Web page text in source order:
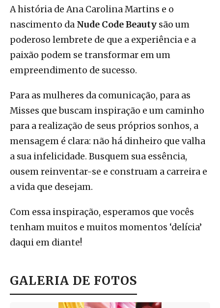
A história de Ana Carolina Martins e o
nascimento da Nude Code Beauty são um
poderoso lembrete de que a experiência e a
paixão podem se transformar em um
empreendimento de sucesso.
Para as mulheres da comunicação, para as
Misses que buscam inspiração e um caminho
para a realização de seus próprios sonhos, a
mensagem é clara: não há dinheiro que valha
a sua infelicidade. Busquem sua essência,
ousem reinventar-se e construam a carreira e
a vida que desejam.
Com essa inspiração, esperamos que vocês
tenham muitos e muitos momentos ‘delícia’
daqui em diante!
GALERIA DE FOTOS